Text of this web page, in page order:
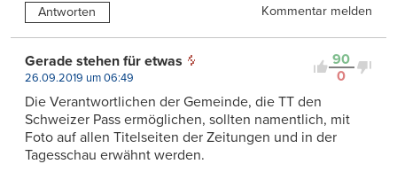
Antworten Kommentar melden
90
0
Gerade stehen für etwas
26.09.2019 um 06:49
Die Verantwortlichen der Gemeinde, die TT den
Schweizer Pass ermöglichen, sollten namentlich, mit
Foto auf allen Titelseiten der Zeitungen und in der
Tagesschau erwähnt werden.